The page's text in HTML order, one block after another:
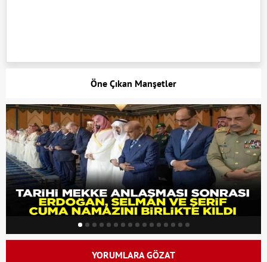
Öne Çıkan Manşetler
YORUMLARA GÖZAT